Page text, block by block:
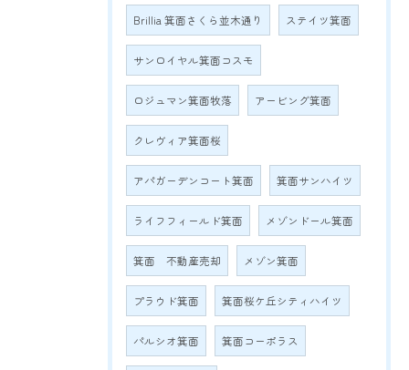
Brillia 箕面さくら並木通り ステイツ箕面
サンロイヤル箕面コスモ
ロジュマン箕面牧落 アービング箕面
クレヴィア箕面桜
アパガーデンコート箕面 箕面サンハイツ
ライフフィールド箕面 メゾンドール箕面
箕面 不動産売却 メゾン箕面
プラウド箕面 箕面桜ケ丘シティハイツ
パルシオ箕面 箕面コーポラス